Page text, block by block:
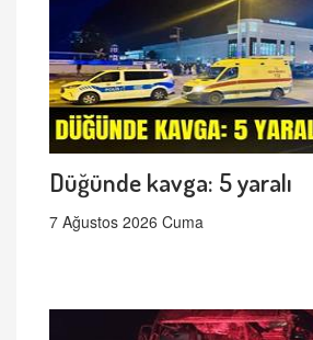
Düğünde kavga: 5 yaralı
7 Ağustos 2026 Cuma